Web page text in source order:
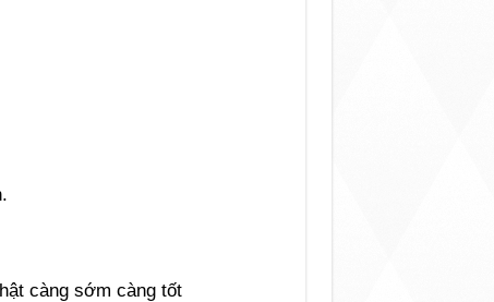
càng sớm càng tốt